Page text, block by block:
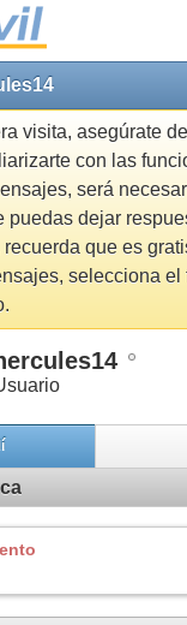
visita, asegúrate
con las
será
puedas dejar
que es
selecciona el